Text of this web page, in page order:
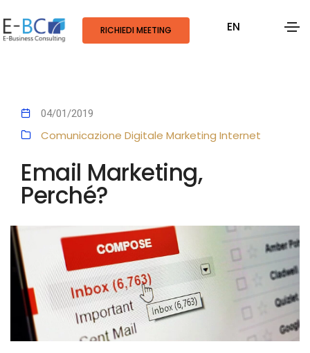
RICHIEDI MEETING EN
04/01/2019
Comunicazione Digitale Marketing Internet
Email Marketing,
Perché?